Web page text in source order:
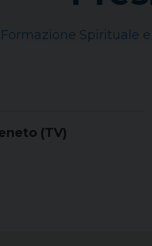
Formazione Spirituale
(TV)